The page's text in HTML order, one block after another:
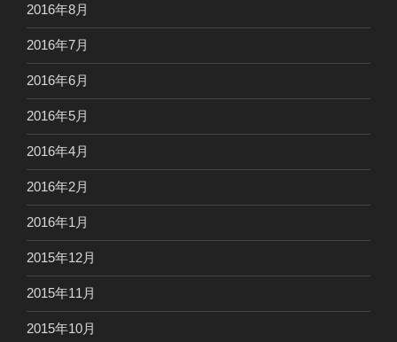
2016年8月
2016年7月
2016年6月
2016年5月
2016年4月
2016年2月
2016年1月
2015年12月
2015年11月
2015年10月